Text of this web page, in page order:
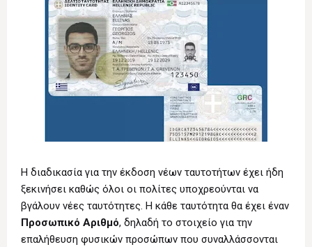
Η διαδικασία για την έκδοση νέων ταυτοτήτων έχει ήδη
ξεκινήσει καθώς όλοι οι πολίτες υποχρεούνται να
βγάλουν νέες ταυτότητες. Η κάθε ταυτότητα θα έχει έναν
Προσωπικό Αριθμό, δηλαδή το στοιχείο για την
επαλήθευση φυσικών προσώπων που συναλλάσσονται